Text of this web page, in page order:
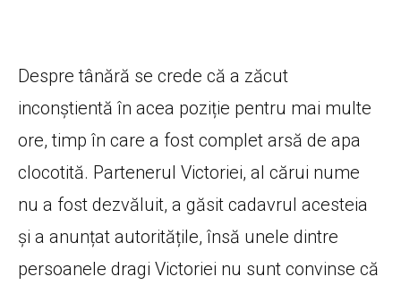
Despre tânără se crede că a zăcut
inconștientă în acea poziție pentru mai multe
ore, timp în care a fost complet arsă de apa
clocotită. Partenerul Victoriei, al cărui nume
nu a fost dezvăluit, a găsit cadavrul acesteia
și a anunțat autoritățile, însă unele dintre
persoanele dragi Victoriei nu sunt convinse că